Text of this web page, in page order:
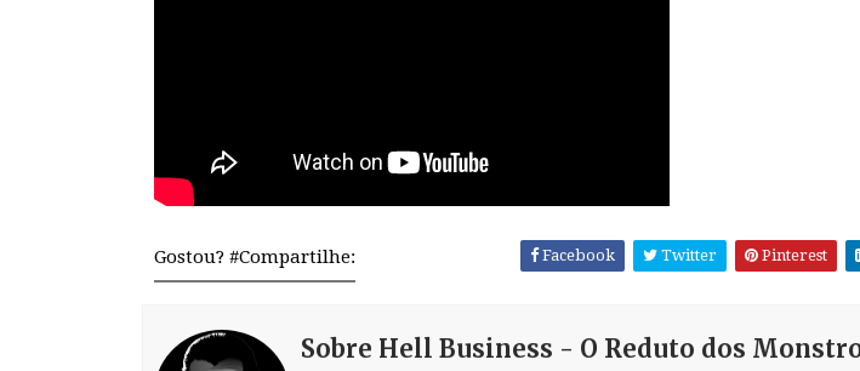
Gostou? #Compartilhe: Facebook Twitter Pinterest
Sobre Hell Business - O Reduto dos